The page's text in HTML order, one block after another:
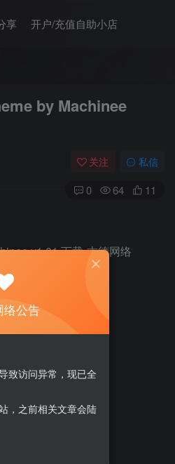
享 开户/充值自助小店
by Machinee
关注 私信
0 64 11
络公告
致访问异常，现已全
，之前相关文章会陆